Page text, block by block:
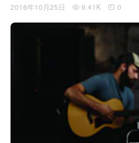
2016年10月25日  9.41K  0